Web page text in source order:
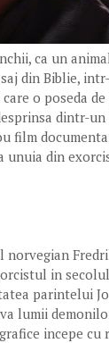
ca un
din Biblie,
o poseda de
dintr-
film
unuia din
norvegian
in secolul
parintelui
lumii
incepe cu